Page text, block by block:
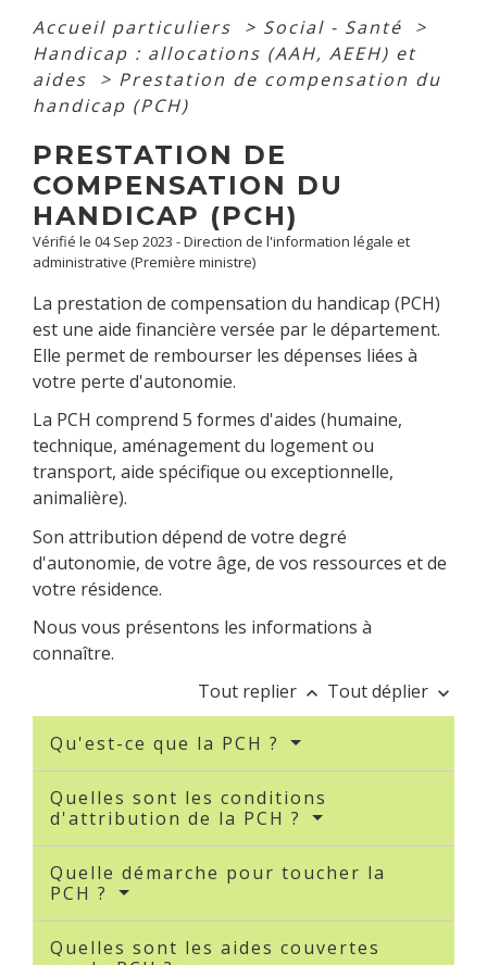
Accueil particuliers > Social - Santé
>
Handicap : allocations (AAH, AEEH) et
aides
> Prestation de compensation du
handicap (PCH)
PRESTATION DE
COMPENSATION DU
HANDICAP (PCH)
Vérifié le 04 Sep 2023 - Direction de l'information légale et
administrative (Première ministre)
La prestation de compensation du handicap (PCH)
est une aide financière versée par le département.
Elle permet de rembourser les dépenses liées à
votre perte d'autonomie.
La PCH comprend 5 formes d'aides (humaine,
technique, aménagement du logement ou
transport, aide spécifique ou exceptionnelle,
animalière).
Son attribution dépend de votre degré
d'autonomie, de votre âge, de vos ressources et de
votre résidence.
Nous vous présentons les informations à
connaître.
Tout replier keyboard_arrow_up Tout déplier keyboard_arrow_down
Qu'est-ce que la PCH ?
Quelles sont les conditions
d'attribution de la PCH ?
Quelle démarche pour toucher la
PCH ?
Quelles sont les aides couvertes